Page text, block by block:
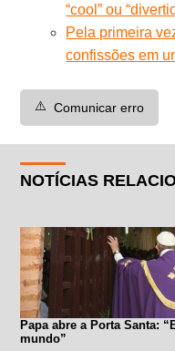
“cool” ou
Pela primeira
confissões em
⚠️ Comunicar erro
NOTÍCIAS
Papa abre a Porta Santa:
mundo”